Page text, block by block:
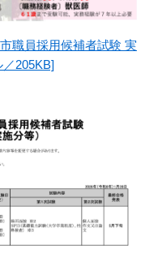
職員採用候補者試験 実
205KB]